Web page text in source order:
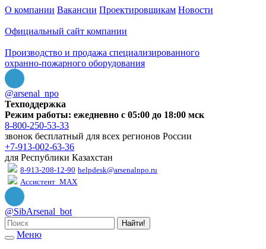
О компании Вакансии Проектировщикам Новости
Официальный сайт компании
Производство и продажа специализированного
охранно-пожарного оборудования
@arsenal_npo
Техподдержка
Режим работы: ежедневно с 05:00 до 18:00 мск
8-800-250-53-33
звонок бесплатный для всех регионов России
+7-913-002-63-36
для Республики Казахстан
8-913-208-12-90 helpdesk@arsenalnpo.ru
Ассистент_MAX
@SibArsenal_bot
Найти!
Меню